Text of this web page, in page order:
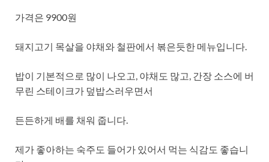
가격은 9900원
돼지고기 목살을 야채와 철판에서 볶은듯한 메뉴입니다.
밥이 기본적으로 많이 나오고, 야채도 많고, 간장 소스에 버
무린 스테이크가 덮밥스러우면서
든든하게 배를 채워 줍니다.
제가 좋아하는 숙주도 들어가 있어서 먹는 식감도 좋습니